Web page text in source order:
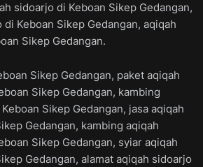
sidoarjo di Keboan Sikep Gedangan,
Keboan Sikep Gedangan, aqiqah
Sikep Gedangan.
Sikep Gedangan, paket aqiqah
Sikep Gedangan, kambing
Sikep Gedangan, jasa aqiqah
Gedangan, kambing aqiqah
Sikep Gedangan, syiar aqiqah
Gedangan, alamat aqiqah sidoarjo